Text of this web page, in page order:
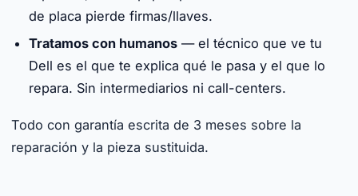
de placa pierde firmas/llaves.
Tratamos con humanos — el técnico que ve tu
Dell es el que te explica qué le pasa y el que lo
repara. Sin intermediarios ni call-centers.
Todo con garantía escrita de 3 meses sobre la
reparación y la pieza sustituida.